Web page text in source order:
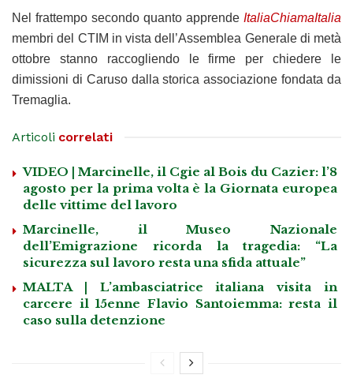
Nel frattempo secondo quanto apprende ItaliaChiamaItalia
membri del CTIM in vista dell’Assemblea Generale di metà
ottobre stanno raccogliendo le firme per chiedere le
dimissioni di Caruso dalla storica associazione fondata da
Tremaglia.
Articoli correlati
VIDEO | Marcinelle, il Cgie al Bois du Cazier: l’8
agosto per la prima volta è la Giornata europea
delle vittime del lavoro
Marcinelle, il Museo Nazionale
dell’Emigrazione ricorda la tragedia: “La
sicurezza sul lavoro resta una sfida attuale”
MALTA | L’ambasciatrice italiana visita in
carcere il 15enne Flavio Santoiemma: resta il
caso sulla detenzione